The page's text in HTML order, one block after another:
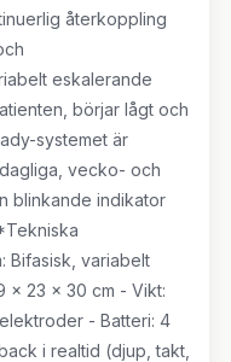
återkoppling
eskalerande
börjar lågt och
systemet är
vecko- och
blinkande indikator
Bifasisk, variabelt
x 23 x 30 cm - Vikt:
- Batteri: 4
i realtid (djup, takt,